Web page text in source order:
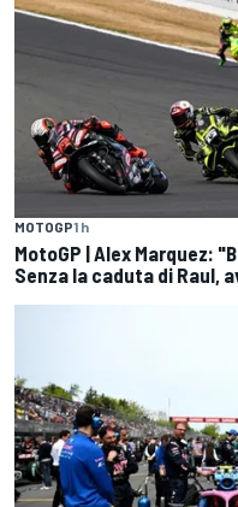
MOTOGP1 h
MotoGP | Alex Marquez:
Senza la caduta di Raul,